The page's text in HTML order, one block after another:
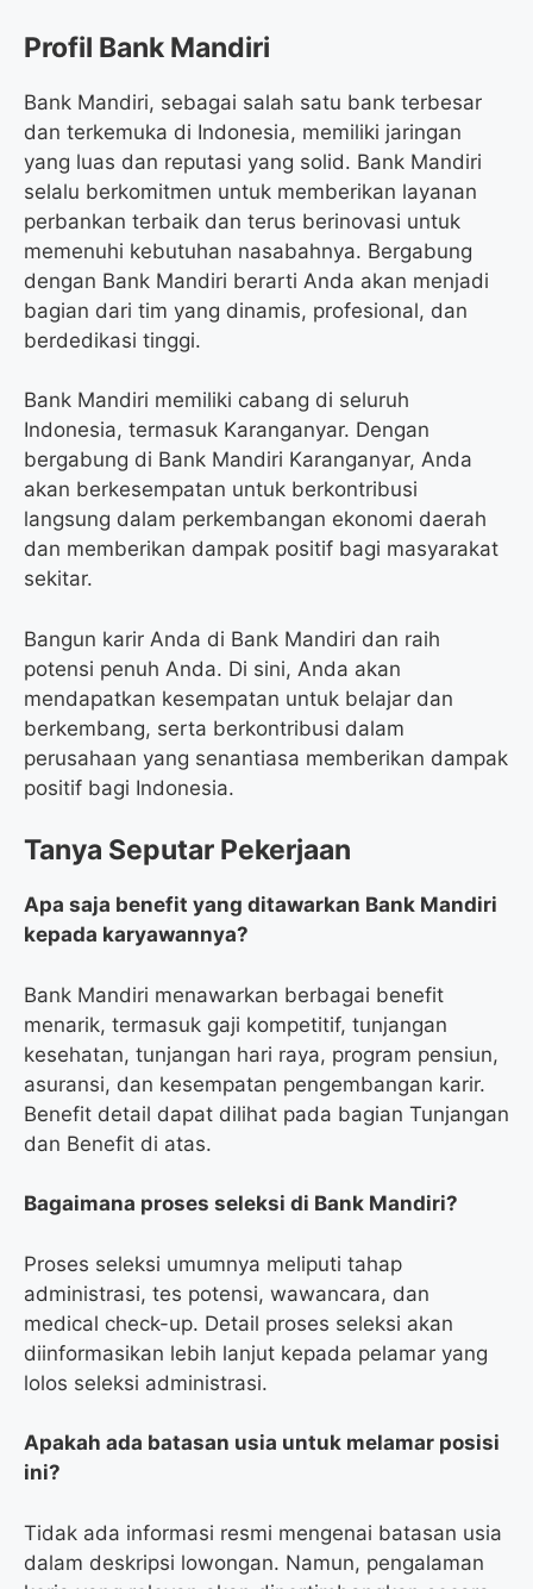
Profil Bank Mandiri
Bank Mandiri, sebagai salah satu bank terbesar
dan terkemuka di Indonesia, memiliki jaringan
yang luas dan reputasi yang solid. Bank Mandiri
selalu berkomitmen untuk memberikan layanan
perbankan terbaik dan terus berinovasi untuk
memenuhi kebutuhan nasabahnya. Bergabung
dengan Bank Mandiri berarti Anda akan menjadi
bagian dari tim yang dinamis, profesional, dan
berdedikasi tinggi.
Bank Mandiri memiliki cabang di seluruh
Indonesia, termasuk Karanganyar. Dengan
bergabung di Bank Mandiri Karanganyar, Anda
akan berkesempatan untuk berkontribusi
langsung dalam perkembangan ekonomi daerah
dan memberikan dampak positif bagi masyarakat
sekitar.
Bangun karir Anda di Bank Mandiri dan raih
potensi penuh Anda. Di sini, Anda akan
mendapatkan kesempatan untuk belajar dan
berkembang, serta berkontribusi dalam
perusahaan yang senantiasa memberikan dampak
positif bagi Indonesia.
Tanya Seputar Pekerjaan
Apa saja benefit yang ditawarkan Bank Mandiri
kepada karyawannya?
Bank Mandiri menawarkan berbagai benefit
menarik, termasuk gaji kompetitif, tunjangan
kesehatan, tunjangan hari raya, program pensiun,
asuransi, dan kesempatan pengembangan karir.
Benefit detail dapat dilihat pada bagian Tunjangan
dan Benefit di atas.
Bagaimana proses seleksi di Bank Mandiri?
Proses seleksi umumnya meliputi tahap
administrasi, tes potensi, wawancara, dan
medical check-up. Detail proses seleksi akan
diinformasikan lebih lanjut kepada pelamar yang
lolos seleksi administrasi.
Apakah ada batasan usia untuk melamar posisi
ini?
Tidak ada informasi resmi mengenai batasan usia
dalam deskripsi lowongan. Namun, pengalaman